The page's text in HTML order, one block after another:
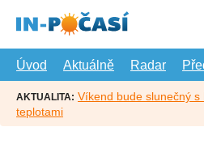
hlavní
Úvod
Aktuálně Radar
AKTUALITA: Víkend bude slunečný
teplotami